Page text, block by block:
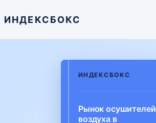
ИНДЕКСБОКС
ИНДЕКСБОКС
Рынок осушителей
воздуха в